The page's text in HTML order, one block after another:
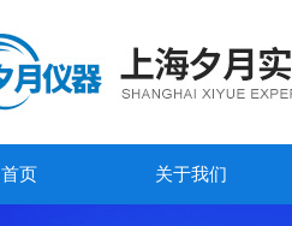
首页 关于我们